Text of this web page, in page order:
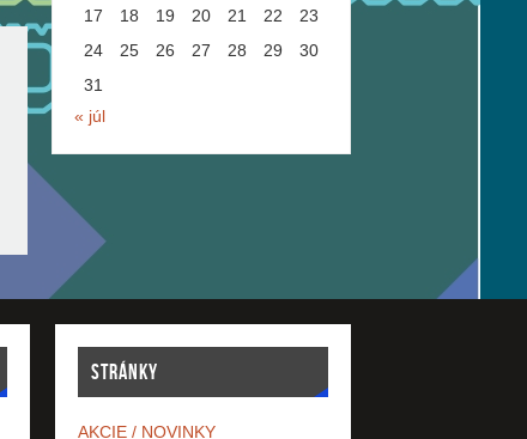
17
18 19 20 21 22
23
24
25 26 27 28 29
30
31
« júl
STRÁNKY
AKCIE / NOVINKY